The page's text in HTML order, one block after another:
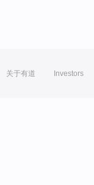
关于有道 Investors